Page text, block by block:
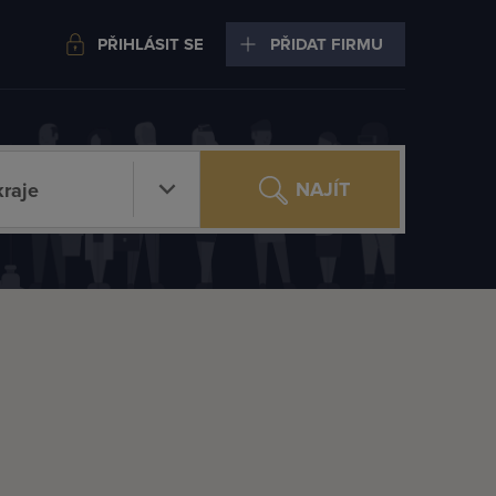
PŘIHLÁSIT SE PŘIDAT FIRMU
NAJÍT